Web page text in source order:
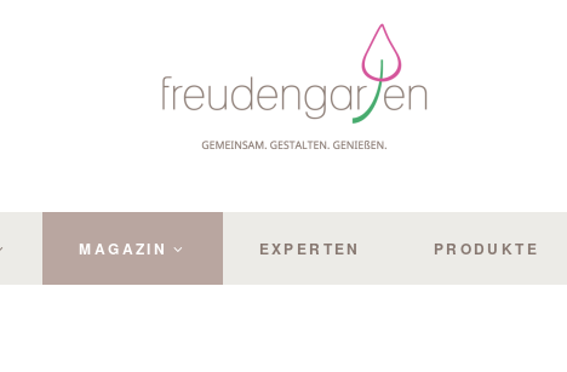
MAGAZIN EXPERTEN PRODUKTE